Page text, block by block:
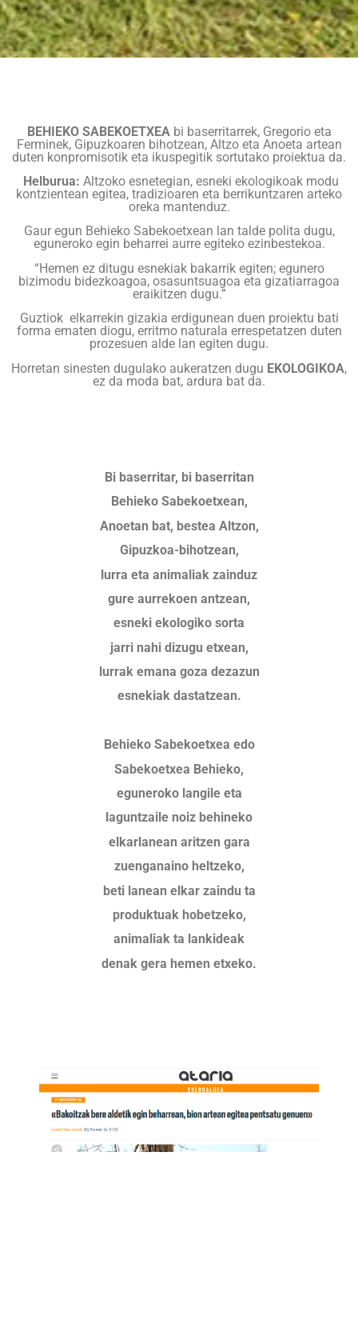
BEHIEKO SABEKOETXEAbi baserritarrek, Gregorio eta
Ferminek, Gipuzkoaren bihotzean, Altzo eta Anoeta artean
duten konpromisotik eta ikuspegitik sortutako proiektua da.
Helburua: Altzoko esnetegian, esneki ekologikoak modu
kontzientean egitea, tradizioaren eta berrikuntzaren arteko
oreka mantenduz.
Gaur egun Behieko Sabekoetxean lan talde polita dugu,
eguneroko egin beharrei aurre egiteko ezinbestekoa.
“Hemen ez ditugu esnekiak bakarrik egiten; egunero
bizimodu bidezkoagoa, osasuntsuagoa eta gizatiarragoa
eraikitzen dugu.”
Guztiok elkarrekin gizakia erdigunean duen proiektu bati
forma ematen diogu, erritmo naturala errespetatzen duten
prozesuen alde lan egiten dugu.
Horretan sinesten dugulako aukeratzen dugu EKOLOGIKOA,
ez da moda bat, ardura bat da.
Bi baserritar, bi baserritan
Behieko Sabekoetxean,
Anoetan bat, bestea Altzon,
Gipuzkoa-bihotzean,
lurra eta animaliak zainduz
gure aurrekoen antzean,
esneki ekologiko sorta
jarri nahi dizugu etxean,
lurrak emana goza dezazun
esnekiak dastatzean.
Behieko Sabekoetxea edo
Sabekoetxea Behieko,
eguneroko langile eta
laguntzaile noiz behineko
elkarlanean aritzen gara
zuenganaino heltzeko,
beti lanean elkar zaindu ta
produktuak hobetzeko,
animaliak ta lankideak
denak gera hemen etxeko.